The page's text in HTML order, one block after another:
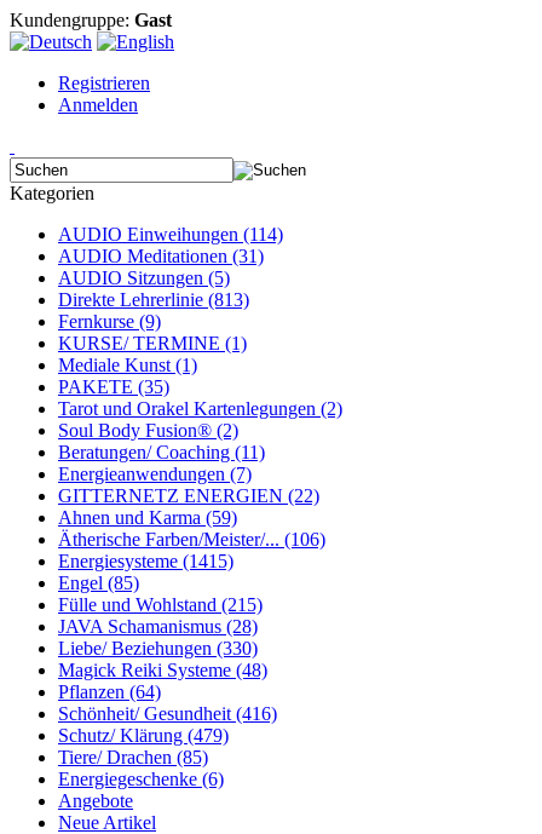
Kundengruppe: Gast
Registrieren
Anmelden
Kategorien
AUDIO Einweihungen (114)
AUDIO Meditationen (31)
AUDIO Sitzungen (5)
Direkte Lehrerlinie (813)
Fernkurse (9)
KURSE/ TERMINE (1)
Mediale Kunst (1)
PAKETE (35)
Tarot und Orakel Kartenlegungen (2)
Soul Body Fusion® (2)
Beratungen/ Coaching (11)
Energieanwendungen (7)
GITTERNETZ ENERGIEN (22)
Ahnen und Karma (59)
Ätherische Farben/Meister/... (106)
Energiesysteme (1415)
Engel (85)
Fülle und Wohlstand (215)
JAVA Schamanismus (28)
Liebe/ Beziehungen (330)
Magick Reiki Systeme (48)
Pflanzen (64)
Schönheit/ Gesundheit (416)
Schutz/ Klärung (479)
Tiere/ Drachen (85)
Energiegeschenke (6)
Angebote
Neue Artikel